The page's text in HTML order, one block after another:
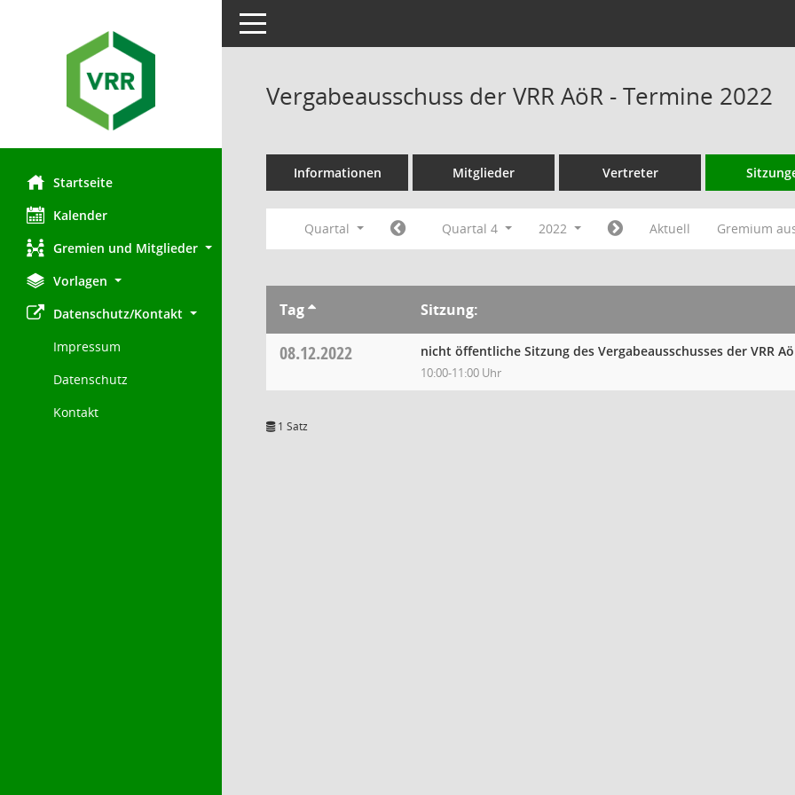
Startseite
Kalender
Gremien und Mitglieder
Vorlagen
Datenschutz/Kontakt
Impressum
Datenschutz
Kontakt
Toggle navigation
Vergabeausschuss der VRR AöR - Termine 2022
Informationen Mitglieder Vertreter
Quartal Quartal 4 2022 Aktuell Gremium
Tag Sitzung:
08.12.2022 nicht öffentliche Sitzung des Vergabeausschusses der VRR
10:00-11:00 Uhr
1 Satz